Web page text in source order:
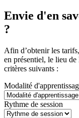
Envie d'en
?
Afin d’obtenir les
en présentiel, le lieu
critères suivants :
Modalité
Rythme de session